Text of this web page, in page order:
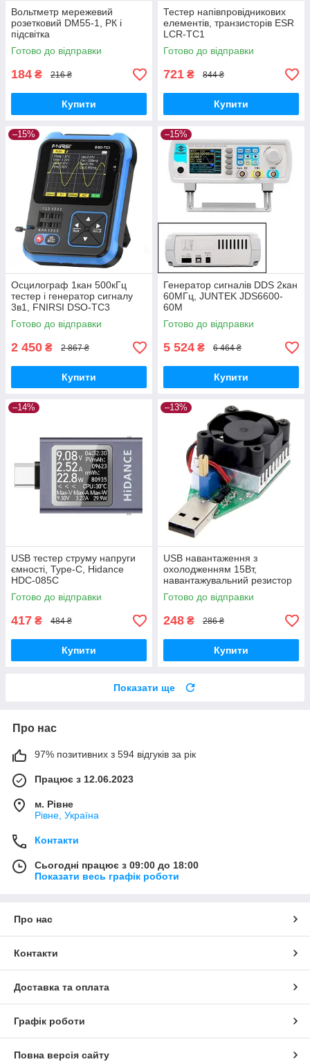
Вольтметр мережевий
розетковий DM55-1, РК і
підсвітка
Готово до відправки
184 ₴ 216 ₴
Купити
Тестер напівпровідникових
елементів, транзисторів ESR
LCR-TC1
Готово до відправки
721 ₴ 844 ₴
Купити
–15%
Осцилограф 1кан 500кГц
тестер і генератор сигналу
3в1, FNIRSI DSO-TC3
Готово до відправки
2 450 ₴ 2 867 ₴
Купити
–15%
Генератор сигналів DDS 2кан
60МГц, JUNTEK JDS6600-
60M
Готово до відправки
5 524 ₴ 6 464 ₴
Купити
–14%
USB тестер струму напруги
ємності, Type-C, Hidance
HDC-085C
Готово до відправки
417 ₴ 484 ₴
Купити
–13%
USB навантаження з
охолодженням 15Вт,
навантажувальний резистор
для тестера
Готово до відправки
248 ₴ 286 ₴
Купити
Показати ще
Про нас
97% позитивних з 594 відгуків за рік
Працює з 12.06.2023
м. Рівне
Рівне, Україна
Контакти
Сьогодні працює з 09:00 до 18:00
Показати весь графік роботи
Про нас
Контакти
Доставка та оплата
Графік роботи
Повна версія сайту